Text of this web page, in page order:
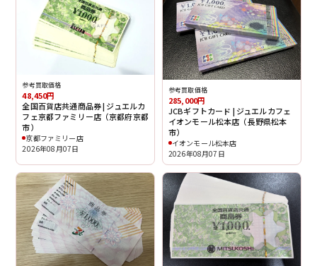
参考買取価格
48,450円
全国百貨店共通商品券 | ジュエルカ
フェ京都ファミリー店（京都府京都
市）
京都ファミリー店
2026年08月07日
参考買取価格
285,000円
JCBギフトカード | ジュエルカフェ
イオンモール松本店（長野県松本
市）
イオンモール松本店
2026年08月07日